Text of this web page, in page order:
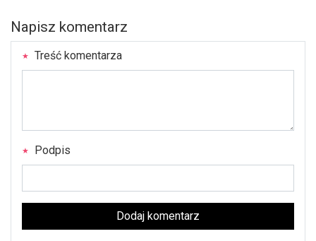
Napisz komentarz
Treść komentarza
Podpis
Dodaj komentarz